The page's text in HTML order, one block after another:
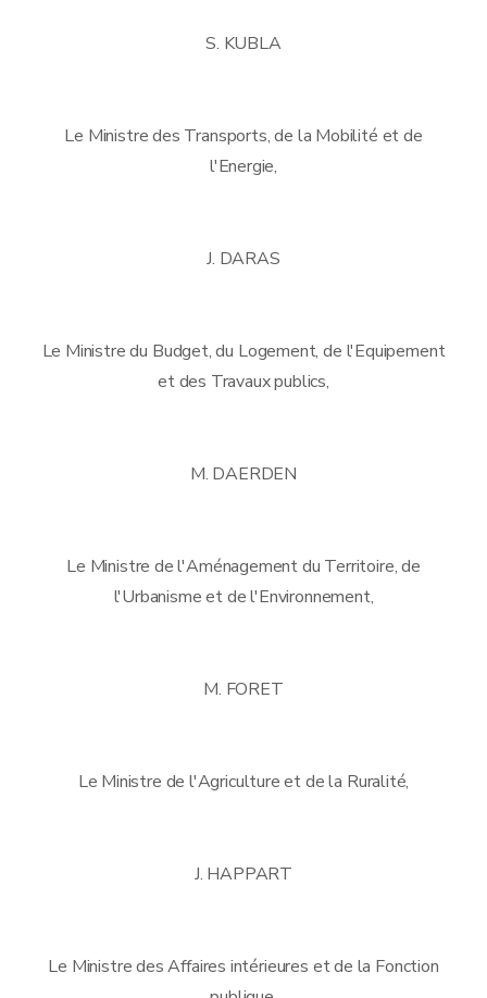
S. KUBLA
Le Ministre des Transports, de la Mobilité et de
l'Energie,
J. DARAS
Le Ministre du Budget, du Logement, de l'Equipement
et des Travaux publics,
M. DAERDEN
Le Ministre de l'Aménagement du Territoire, de
l'Urbanisme et de l'Environnement,
M. FORET
Le Ministre de l'Agriculture et de la Ruralité,
J. HAPPART
Le Ministre des Affaires intérieures et de la Fonction